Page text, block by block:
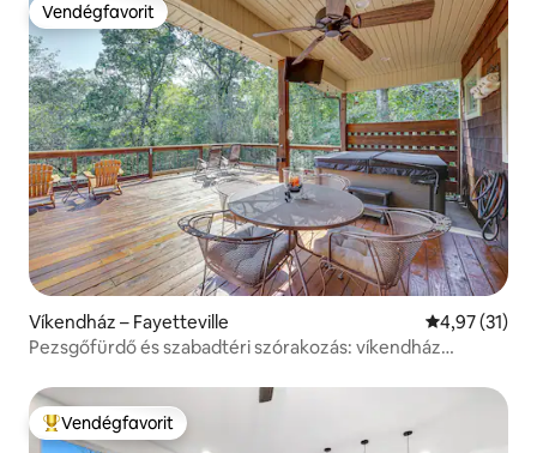
Vendégfavorit
Vendégfavorit
Víkendház – Fayetteville Átlagos
4,97 (31)
Pezsgőfürdő és szabadtéri szórakozás: víkendház
Kiemelt vendégfavorit
Vendégfavorit